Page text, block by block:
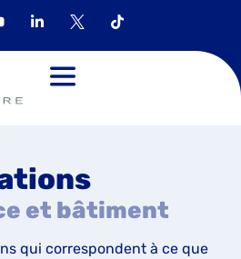
et bâtiment
qui correspondent à ce que